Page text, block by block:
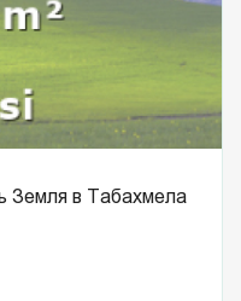
Земля в Табахмела